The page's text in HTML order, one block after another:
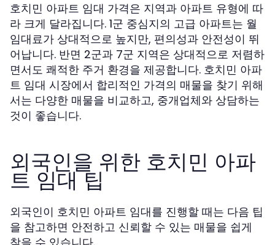
호치민 아파트 임대 가격은 지역과 아파트 유형에 따
라 크게 달라집니다. 1군 중심지의 고급 아파트는 월
임대료가 상대적으로 높지만, 편의성과 안전성이 뛰
어납니다. 반면 2군과 7군 지역은 상대적으로 저렴하
면서도 쾌적한 주거 환경을 제공합니다. 호치민 아파
트 임대 시장에서 합리적인 가격의 매물을 찾기 위해
서는 다양한 매물을 비교하고, 중개업체와 상담하는
것이 좋습니다.
외국인을 위한 호치민 아파
트 임대 팁
외국인이 호치민 아파트 임대를 진행할 때는 다음 팁
을 참고하면 안전하고 신뢰할 수 있는 매물을 쉽게